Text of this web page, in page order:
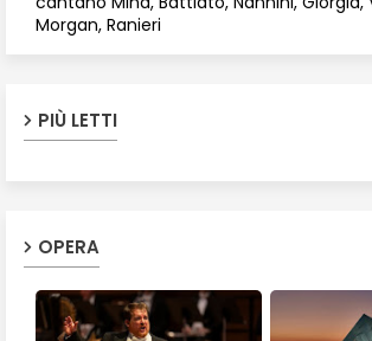
Morgan, Ranieri
PIÙ LETTI
OPERA